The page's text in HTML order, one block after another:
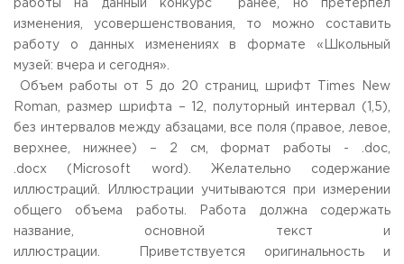
работы на данный конкурс ранее, но претерпел
изменения, усовершенствования, то можно составить
работу о данных изменениях в формате «Школьный
музей: вчера и сегодня».
Объем работы от 5 до 20 страниц, шрифт Times New
Roman, размер шрифта – 12, полуторный интервал (1,5),
без интервалов между абзацами, все поля (правое, левое,
верхнее, нижнее) – 2 см, формат работы - .doc,
.docx (Microsoft word). Желательно содержание
иллюстраций. Иллюстрации учитываются при измерении
общего объема работы. Работа должна содержать
название, основной текст и
иллюстрации. Приветствуется оригинальность и